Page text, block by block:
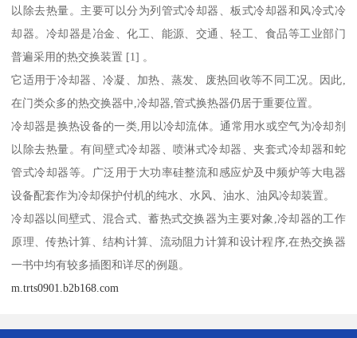
以除去热量。主要可以分为列管式冷却器、板式冷却器和风冷式冷
却器。冷却器是冶金、化工、能源、交通、轻工、食品等工业部门
普遍采用的热交换装置 [1] 。
它适用于冷却器、冷凝、加热、蒸发、废热回收等不同工况。因此,
在门类众多的热交换器中,冷却器,管式换热器仍居于重要位置。
冷却器是换热设备的一类,用以冷却流体。通常用水或空气为冷却剂
以除去热量。有间壁式冷却器、喷淋式冷却器、夹套式冷却器和蛇
管式冷却器等。广泛用于大功率硅整流和感应炉及中频炉等大电器
设备配套作为冷却保护付机的纯水、水风、油水、油风冷却装置。
冷却器以间壁式、混合式、蓄热式交换器为主要对象,冷却器的工作
原理、传热计算、结构计算、流动阻力计算和设计程序,在热交换器
一书中均有较多插图和详尽的例题。
m.trts0901.b2b168.com